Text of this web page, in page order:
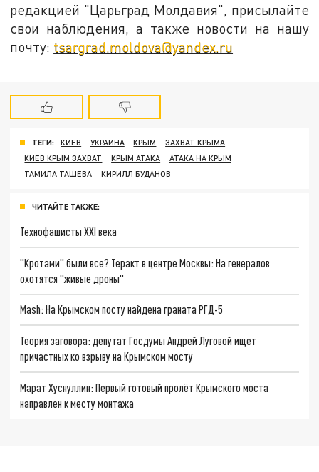
редакцией "Царьград Молдавия", присылайте
свои наблюдения, а также новости на нашу
почту: tsargrad.moldova@yandex.ru
ТЕГИ: КИЕВ УКРАИНА КРЫМ
ЗАХВАТ КРЫМА
КИЕВ КРЫМ ЗАХВАТ
КРЫМ АТАКА
АТАКА НА КРЫМ
ТАМИЛА ТАШЕВА
КИРИЛЛ БУДАНОВ
ЧИТАЙТЕ ТАКЖЕ:
Технофашисты XXI века
"Кротами" были все? Теракт в центре Москвы: На генералов
охотятся "живые дроны"
Mash: На Крымском посту найдена граната РГД-5
Теория заговора: депутат Госдумы Андрей Луговой ищет
причастных ко взрыву на Крымском мосту
Марат Хуснуллин: Первый готовый пролёт Крымского моста
направлен к месту монтажа